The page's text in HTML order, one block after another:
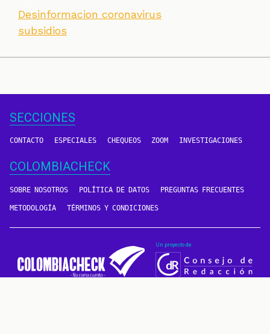
Desinformacion coronavirus
subsidios
SECCIONES
CONTACTO ESPECIALES CHEQUEOS ZOOM INVESTIGACIONES
COLOMBIACHECK
SOBRE NOSOTROS POLÍTICA DE DATOS PREGUNTAS FRECUENTES
METODOLOGÍA TÉRMINOS Y CONDICIONES
Un proyecto de